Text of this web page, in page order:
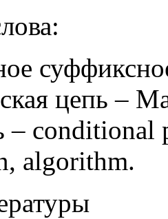
цепь –
–
algorithm.